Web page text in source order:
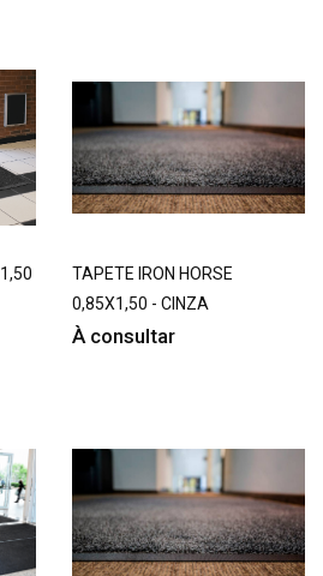
TAPETE IRON HORSE
0,85X1,50 - CINZA
À consultar